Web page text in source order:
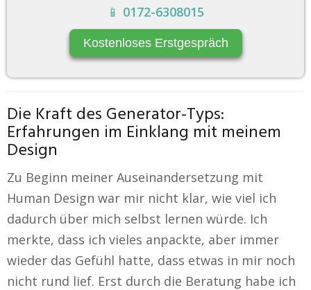
📱 0172-6308015
Kostenloses Erstgespräch
Die Kraft des Generator-Typs:
Erfahrungen im Einklang mit meinem
Design
Zu Beginn meiner Auseinandersetzung mit
Human Design war mir nicht klar, wie viel ich
dadurch über mich selbst lernen würde. Ich
merkte, dass ich vieles anpackte, aber immer
wieder das Gefühl hatte, dass etwas in mir noch
nicht rund lief. Erst durch die Beratung habe ich